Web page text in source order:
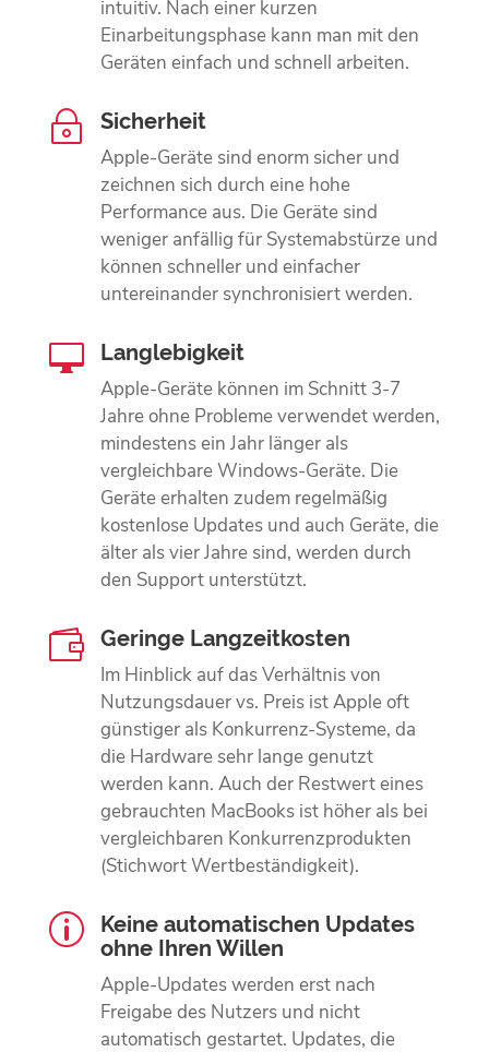
intuitiv. Nach einer kurzen
Einarbeitungsphase kann man mit den
Geräten einfach und schnell arbeiten.
~ Sicherheit
Apple-Geräte sind enorm sicher und
zeichnen sich durch eine hohe
Performance aus. Die Geräte sind
weniger anfällig für Systemabstürze und
können schneller und einfacher
untereinander synchronisiert werden.
 Langlebigkeit
Apple-Geräte können im Schnitt 3-7
Jahre ohne Probleme verwendet werden,
mindestens ein Jahr länger als
vergleichbare Windows-Geräte. Die
Geräte erhalten zudem regelmäßig
kostenlose Updates und auch Geräte, die
älter als vier Jahre sind, werden durch
den Support unterstützt.
 Geringe Langzeitkosten
Im Hinblick auf das Verhältnis von
Nutzungsdauer vs. Preis ist Apple oft
günstiger als Konkurrenz-Systeme, da
die Hardware sehr lange genutzt
werden kann. Auch der Restwert eines
gebrauchten MacBooks ist höher als bei
vergleich­baren Konkurrenz­produkten
(Stichwort Wert­beständigkeit).
p
Keine automatischen Updates
ohne Ihren Willen
Apple-Updates werden erst nach
Freigabe des Nutzers und nicht
automatisch gestartet. Updates, die